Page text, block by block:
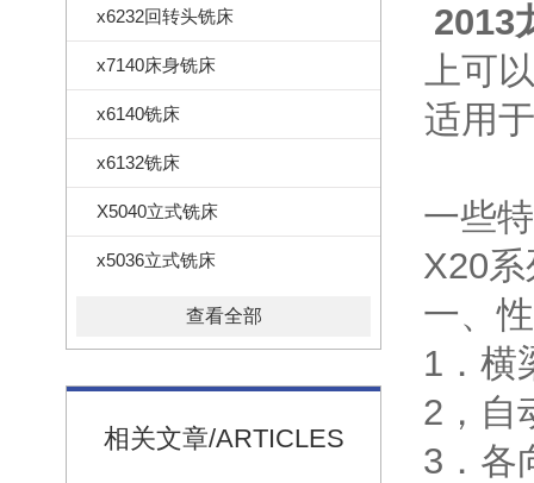
x6232回转头铣床
x7140床身铣床
x6140铣床
x6132铣床
X5040立式铣床
x5036立式铣床
查看全部
相关文章/ARTICLES
2013
上可
适用
一些
X20
一、
1．横
2，自
3．各